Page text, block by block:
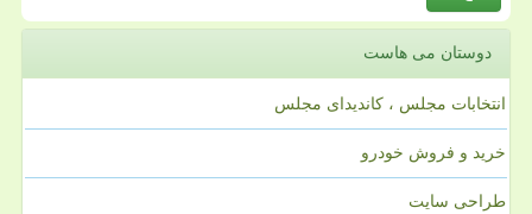
دوستان می هاست
انتخابات مجلس ، کاندیدای مجلس
خرید و فروش خودرو
طراحی سایت